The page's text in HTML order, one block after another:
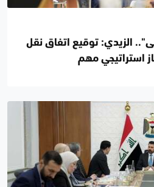
الزيدي: توقيع اتفاق نقل
استراتيجي مهم